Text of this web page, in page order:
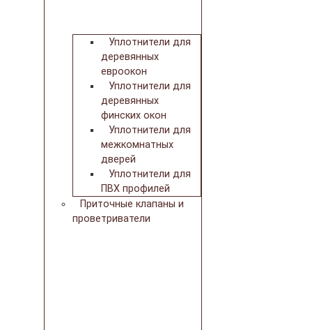
Уплотнители для
деревянных
евроокон
Уплотнители для
деревянных
финских окон
Уплотнители для
межкомнатных
дверей
Уплотнители для
ПВХ профилей
Приточные клапаны и
проветриватели